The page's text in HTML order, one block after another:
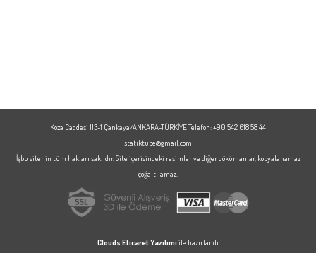
Koza Caddesi 113-1 Çankaya/ANKARA-TÜRKİYE Telefon: +90 542 618 58 44
statiktube@gmail.com
İşbu sitenin tüm hakları saklıdır. Site içerisindeki resimler ve diğer dökümanlar, kopyalanamaz
çoğaltılamaz.
Clouds Eticaret Yazılımı ile hazırlandı